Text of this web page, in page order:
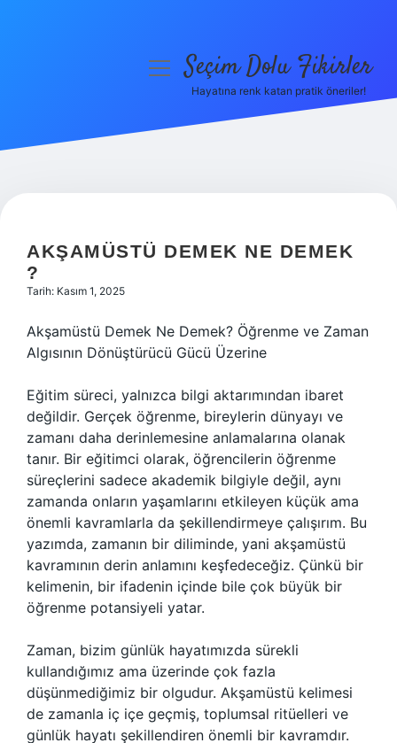
Hakkımızda
menüyüSeçim Dolu Fikirler
Hayatına renk katan pratik öneriler!
AKŞAMÜSTÜ DEMEK NE DEMEK
?
Tarih: Kasım 1, 2025
Akşamüstü Demek Ne Demek? Öğrenme ve Zaman
Algısının Dönüştürücü Gücü Üzerine
Eğitim süreci, yalnızca bilgi aktarımından ibaret
değildir. Gerçek öğrenme, bireylerin dünyayı ve
zamanı daha derinlemesine anlamalarına olanak
tanır. Bir eğitimci olarak, öğrencilerin öğrenme
süreçlerini sadece akademik bilgiyle değil, aynı
zamanda onların yaşamlarını etkileyen küçük ama
önemli kavramlarla da şekillendirmeye çalışırım. Bu
yazımda, zamanın bir diliminde, yani akşamüstü
kavramının derin anlamını keşfedeceğiz. Çünkü bir
kelimenin, bir ifadenin içinde bile çok büyük bir
öğrenme potansiyeli yatar.
Zaman, bizim günlük hayatımızda sürekli
kullandığımız ama üzerinde çok fazla
düşünmediğimiz bir olgudur. Akşamüstü kelimesi
de zamanla iç içe geçmiş, toplumsal ritüelleri ve
günlük hayatı şekillendiren önemli bir kavramdır.